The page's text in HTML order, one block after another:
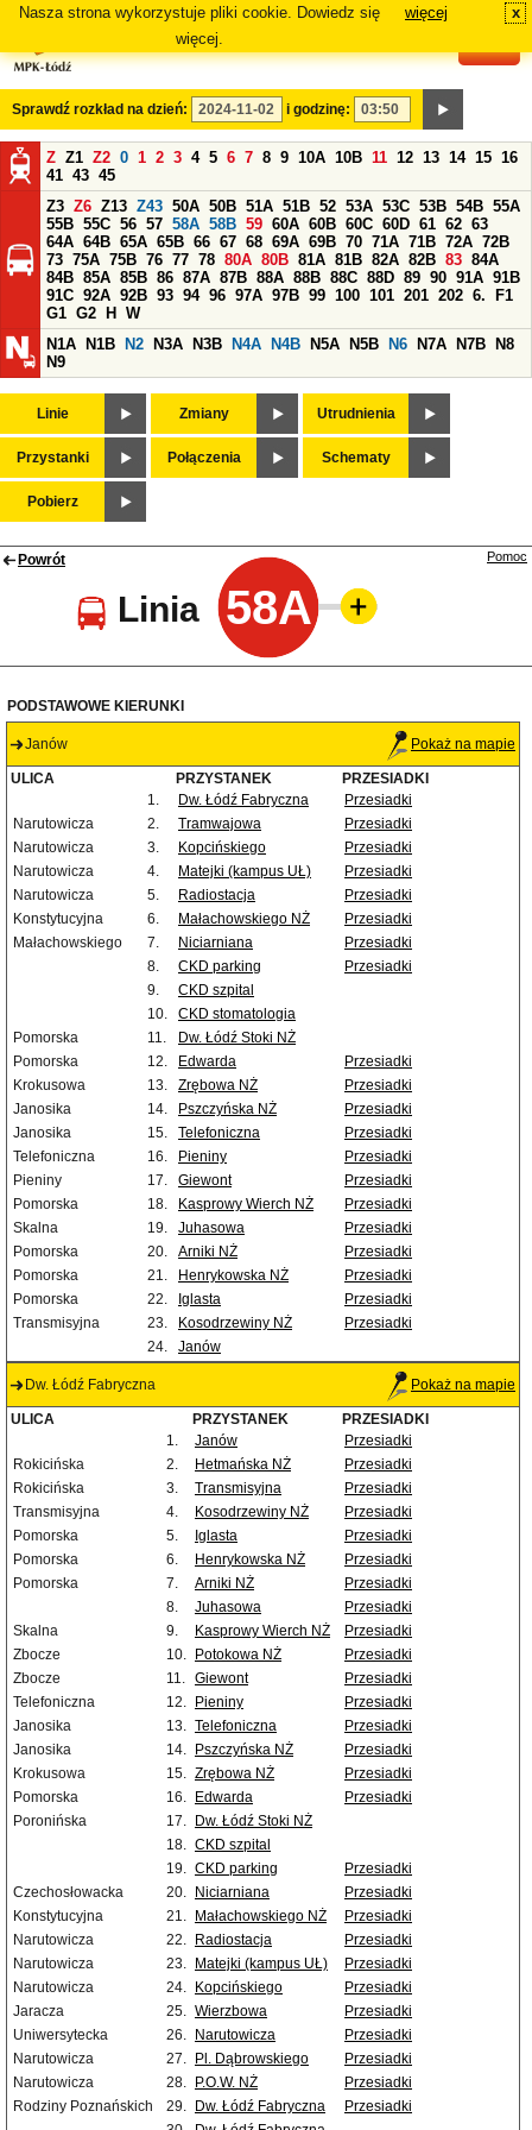
Nasza strona wykorzystuje pliki cookie. Dowiedz się
więcej.
więcej x
Sprawdź rozkład na dzień: i godzinę:
Z Z1 Z2 0 1 2 3 4 5 6 7 8 9 10A 10B 11 12 13 14 15 16
41 43 45
Z3 Z6 Z13 Z43 50A 50B 51A 51B 52 53A 53C 53B 54B 55A
55B 55C 56 57 58A 58B 59 60A 60B 60C 60D 61 62 63
64A 64B 65A 65B 66 67 68 69A 69B 70 71A 71B 72A 72B
73 75A 75B 76 77 78 80A 80B 81A 81B 82A 82B 83 84A
84B 85A 85B 86 87A 87B 88A 88B 88C 88D 89 90 91A 91B
91C 92A 92B 93 94 96 97A 97B 99 100 101 201 202 6.
F1
G1 G2 H
W
N1A
N1B N2 N3A N3B N4A N4B N5A N5B N6 N7A N7B
N8
N9
Linie Zmiany Utrudnienia
Przystanki Połączenia Schematy
Pobierz
Powrót
Linia 58A
Pomoc
PODSTAWOWE KIERUNKI
Janów Pokaż na mapie
ULICA PRZYSTANEK
PRZESIADKI
1.
Dw. Łódź Fabryczna
Przesiadki
Narutowicza
2. Tramwajowa
Przesiadki
Narutowicza
3. Kopcińskiego
Przesiadki
Narutowicza
4. Matejki (kampus UŁ)
Przesiadki
Narutowicza
5. Radiostacja
Przesiadki
Konstytucyjna
6. Małachowskiego NŻ
Przesiadki
Małachowskiego
7. Niciarniana
Przesiadki
8.
CKD parking
Przesiadki
9.
CKD szpital
10.
CKD stomatologia
Pomorska
11.
Dw. Łódź Stoki NŻ
Pomorska
12. Edwarda
Przesiadki
Krokusowa
13. Zrębowa NŻ
Przesiadki
Janosika
14. Pszczyńska NŻ
Przesiadki
Janosika
15. Telefoniczna
Przesiadki
Telefoniczna
16. Pieniny
Przesiadki
Pieniny
17. Giewont
Przesiadki
Pomorska
18. Kasprowy Wierch NŻ
Przesiadki
Skalna
19. Juhasowa
Przesiadki
Pomorska
20. Arniki NŻ
Przesiadki
Pomorska
21. Henrykowska NŻ
Przesiadki
Pomorska
22. Iglasta
Przesiadki
Transmisyjna
23. Kosodrzewiny NŻ
Przesiadki
24.
Janów
Dw. Łódź Fabryczna Pokaż na mapie
ULICA PRZYSTANEK
PRZESIADKI
1.
Janów
Przesiadki
Rokicińska
2. Hetmańska NŻ
Przesiadki
Rokicińska
3. Transmisyjna
Przesiadki
Transmisyjna
4. Kosodrzewiny NŻ
Przesiadki
Pomorska
5. Iglasta
Przesiadki
Pomorska
6. Henrykowska NŻ
Przesiadki
Pomorska
7. Arniki NŻ
Przesiadki
8.
Juhasowa
Przesiadki
Skalna
9. Kasprowy Wierch NŻ
Przesiadki
Zbocze
10. Potokowa NŻ
Przesiadki
Zbocze
11. Giewont
Przesiadki
Telefoniczna
12. Pieniny
Przesiadki
Janosika
13. Telefoniczna
Przesiadki
Janosika
14. Pszczyńska NŻ
Przesiadki
Krokusowa
15. Zrębowa NŻ
Przesiadki
Pomorska
16. Edwarda
Przesiadki
Poronińska
17.
Dw. Łódź Stoki NŻ
18. CKD szpital
19. CKD parking
Przesiadki
Czechosłowacka
20. Niciarniana
Przesiadki
Konstytucyjna
21. Małachowskiego NŻ
Przesiadki
Narutowicza
22. Radiostacja
Przesiadki
Narutowicza
23. Matejki (kampus UŁ)
Przesiadki
Narutowicza
24. Kopcińskiego
Przesiadki
Jaracza
25. Wierzbowa
Przesiadki
Uniwersytecka
26. Narutowicza
Przesiadki
Narutowicza
27. Pl. Dąbrowskiego
Przesiadki
Narutowicza
28. P.O.W. NŻ
Przesiadki
Rodziny Poznańskich
29. Dw. Łódź Fabryczna
Przesiadki